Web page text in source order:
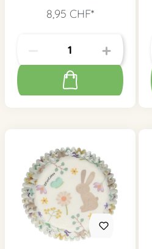
8,95 CHF*